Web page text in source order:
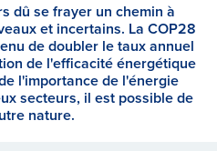
dû se frayer un chemin à
et incertains. La COP28
de doubler le taux annuel
de l'efficacité énergétique
l'importance de l'énergie
secteurs, il est possible de
nature.